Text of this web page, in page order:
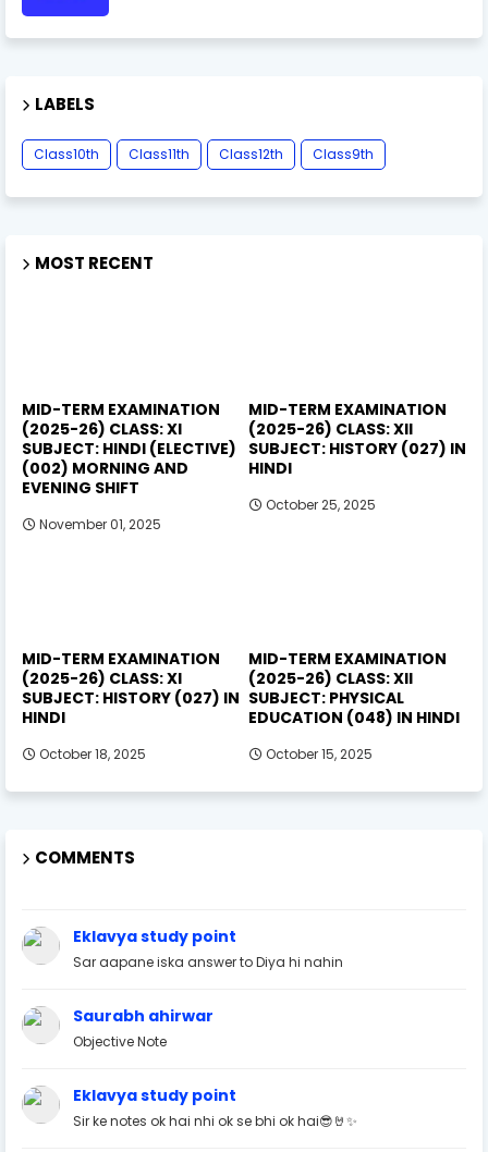
LABELS
Class10th Class11th Class12th Class9th
MOST RECENT
MID-TERM EXAMINATION
(2025-26) CLASS: XI
SUBJECT: HINDI (ELECTIVE)
(002) MORNING AND
EVENING SHIFT
November 01, 2025
MID-TERM EXAMINATION
(2025-26) CLASS: XII
SUBJECT: HISTORY (027) IN
HINDI
October 25, 2025
MID-TERM EXAMINATION
(2025-26) CLASS: XI
SUBJECT: HISTORY (027) IN
HINDI
October 18, 2025
MID-TERM EXAMINATION
(2025-26) CLASS: XII
SUBJECT: PHYSICAL
EDUCATION (048) IN HINDI
October 15, 2025
COMMENTS
Eklavya study point
Sar aapane iska answer to Diya hi nahin
Saurabh ahirwar
Objective Note
Eklavya study point
Sir ke notes ok hai nhi ok se bhi ok hai😎🤘✨